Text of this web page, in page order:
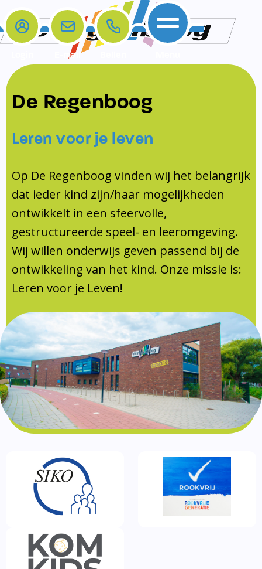
Home
De school
Opleiding en Stage
KomKids
Schoolvakanties
Ouderraad
Medezeggenschapsraad
Documentatie
Formulieren
SIKO
Ouders
Ouders
Contact
Contact
Contact
Samenwerkingen
Samenwerkingen
Schoollogopedist
E-mail
De Regenboog
Leren voor je leven
Op De Regenboog vinden wij het belangrijk
dat ieder kind zijn/haar mogelijkheden
ontwikkelt in een sfeervolle,
gestructureerde speel- en leeromgeving.
Wij willen onderwijs geven passend bij de
ontwikkeling van het kind. Onze missie is:
Leren voor je Leven!